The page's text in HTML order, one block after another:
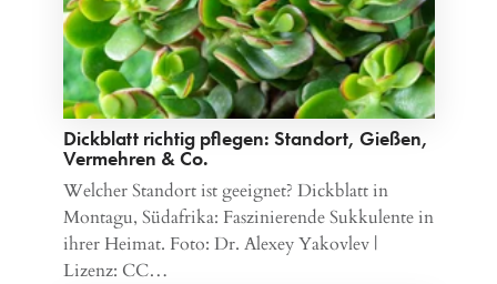
Dickblatt richtig pflegen: Standort, Gießen,
Vermehren & Co.
Welcher Standort ist geeignet? Dickblatt in
Montagu, Südafrika: Faszinierende Sukkulente in
ihrer Heimat. Foto: Dr. Alexey Yakovlev |
Lizenz: CC…